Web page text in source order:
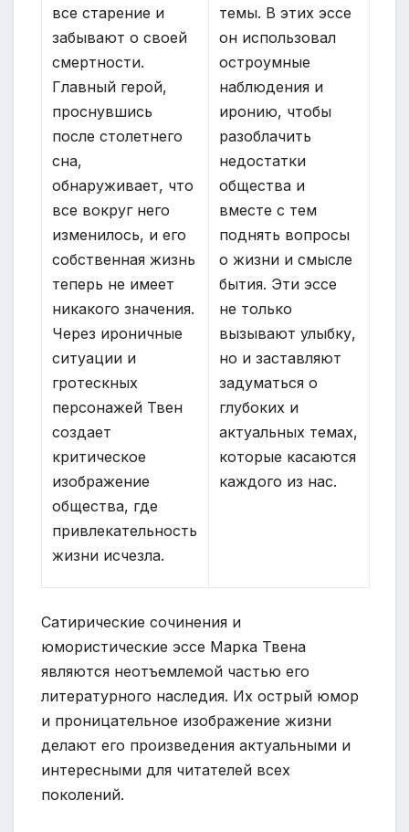
все старение и
забывают о своей
смертности.
Главный герой,
проснувшись
после столетнего
сна,
обнаруживает, что
все вокруг него
изменилось, и его
собственная жизнь
теперь не имеет
никакого значения.
Через ироничные
ситуации и
гротескных
персонажей Твен
создает
критическое
изображение
общества, где
привлекательность
жизни исчезла.
темы. В этих эссе
он использовал
остроумные
наблюдения и
иронию, чтобы
разоблачить
недостатки
общества и
вместе с тем
поднять вопросы
о жизни и смысле
бытия. Эти эссе
не только
вызывают улыбку,
но и заставляют
задуматься о
глубоких и
актуальных темах,
которые касаются
каждого из нас.
Сатирические сочинения и
юмористические эссе Марка Твена
являются неотъемлемой частью его
литературного наследия. Их острый юмор
и проницательное изображение жизни
делают его произведения актуальными и
интересными для читателей всех
поколений.